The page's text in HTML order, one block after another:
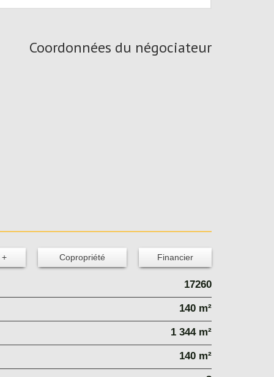
Coordonnées du négociateur
+ Copropriété Financier
17260
140 m²
1 344 m²
140 m²